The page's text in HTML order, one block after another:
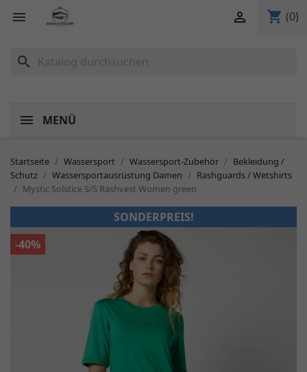
 shopping_cart (0)

search
MENÜ
Startseite Wassersport Wassersport-Zubehör
Bekleidung /
Schutz
Wassersportausrüstung Damen
Rashguards / Wetshirts
Mystic Solstice S/S Rashvest Women green
SONDERPREIS!
-40%